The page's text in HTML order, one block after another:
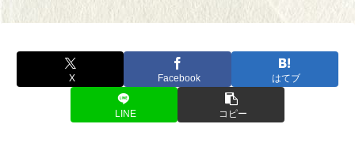
X Facebook はてブ
LINE コピー